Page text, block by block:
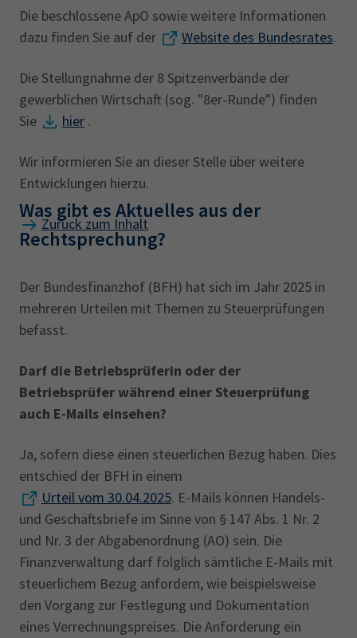
Die beschlossene ApO sowie weitere Informationen
dazu finden Sie auf der
Website des Bundesrates.
Die Stellungnahme der 8 Spitzenverbände der
gewerblichen Wirtschaft (sog. "8er-Runde") finden
Sie
hier .
Wir informieren Sie an dieser Stelle über weitere
Entwicklungen hierzu.
Zurück zum Inhalt
Was gibt es Aktuelles aus der
Rechtsprechung?
Der Bundesfinanzhof (BFH) hat sich im Jahr 2025 in
mehreren Urteilen mit Themen zu Steuerprüfungen
befasst.
Darf die Betriebsprüferin oder der
Betriebsprüfer während einer Steuerprüfung
auch E-Mails einsehen?
Ja, sofern diese einen steuerlichen Bezug haben. Dies
entschied der BFH in einem
Urteil vom 30.04.2025. E-Mails können Handels-
und Geschäftsbriefe im Sinne von § 147 Abs. 1 Nr. 2
und Nr. 3 der Abgabenordnung (AO) sein. Die
Finanzverwaltung darf folglich sämtliche E-Mails mit
steuerlichem Bezug anfordern, wie beispielsweise
den Vorgang zur Festlegung und Dokumentation
eines Verrechnungspreises. Die Anforderung ein